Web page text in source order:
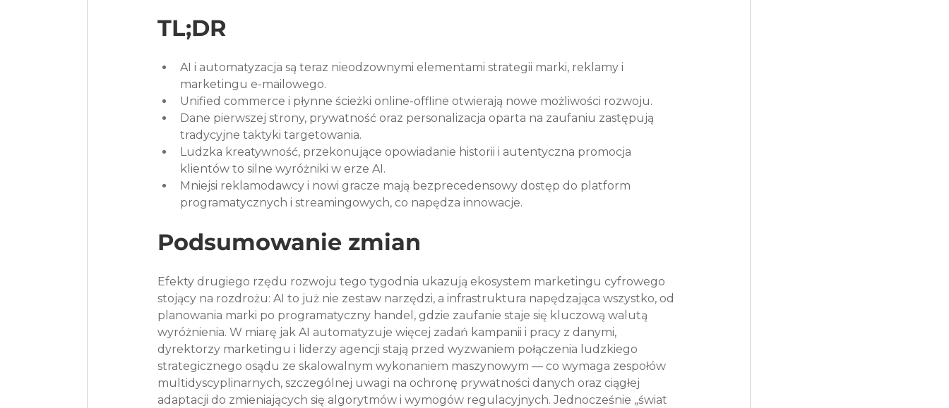
TL;DR
AI i automatyzacja są teraz nieodzownymi elementami strategii marki, reklamy i
marketingu e-mailowego.
Unified commerce i płynne ścieżki online-offline otwierają nowe możliwości rozwoju.
Dane pierwszej strony, prywatność oraz personalizacja oparta na zaufaniu zastępują
tradycyjne taktyki targetowania.
Ludzka kreatywność, przekonujące opowiadanie historii i autentyczna promocja
klientów to silne wyróżniki w erze AI.
Mniejsi reklamodawcy i nowi gracze mają bezprecedensowy dostęp do platform
programatycznych i streamingowych, co napędza innowacje.
Podsumowanie zmian
Efekty drugiego rzędu rozwoju tego tygodnia ukazują ekosystem marketingu cyfrowego
stojący na rozdrożu: AI to już nie zestaw narzędzi, a infrastruktura napędzająca wszystko, od
planowania marki po programatyczny handel, gdzie zaufanie staje się kluczową walutą
wyróżnienia. W miarę jak AI automatyzuje więcej zadań kampanii i pracy z danymi,
dyrektorzy marketingu i liderzy agencji stają przed wyzwaniem połączenia ludzkiego
strategicznego osądu ze skalowalnym wykonaniem maszynowym — co wymaga zespołów
multidyscyplinarnych, szczególnej uwagi na ochronę prywatności danych oraz ciągłej
adaptacji do zmieniających się algorytmów i wymogów regulacyjnych. Jednocześnie „świat